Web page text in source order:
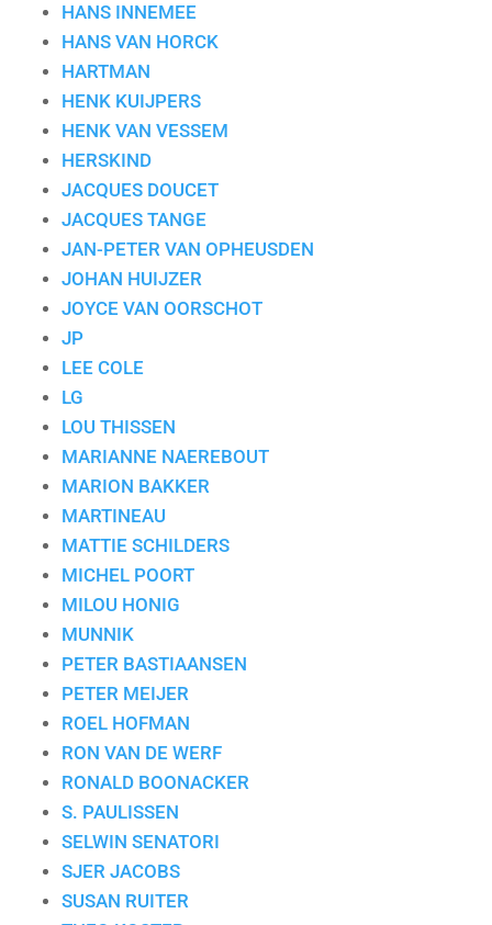
HANS INNEMEE
HANS VAN HORCK
HARTMAN
HENK KUIJPERS
HENK VAN VESSEM
HERSKIND
JACQUES DOUCET
JACQUES TANGE
JAN-PETER VAN OPHEUSDEN
JOHAN HUIJZER
JOYCE VAN OORSCHOT
JP
LEE COLE
LG
LOU THISSEN
MARIANNE NAEREBOUT
MARION BAKKER
MARTINEAU
MATTIE SCHILDERS
MICHEL POORT
MILOU HONIG
MUNNIK
PETER BASTIAANSEN
PETER MEIJER
ROEL HOFMAN
RON VAN DE WERF
RONALD BOONACKER
S. PAULISSEN
SELWIN SENATORI
SJER JACOBS
SUSAN RUITER